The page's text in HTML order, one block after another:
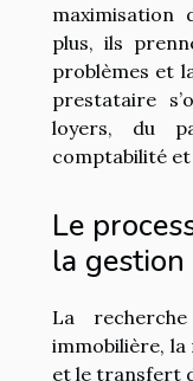
maximisation
plus, ils
problèmes et
prestataire
loyers, du
comptabilité et
Le
la
La
immobilière,
et le transfert